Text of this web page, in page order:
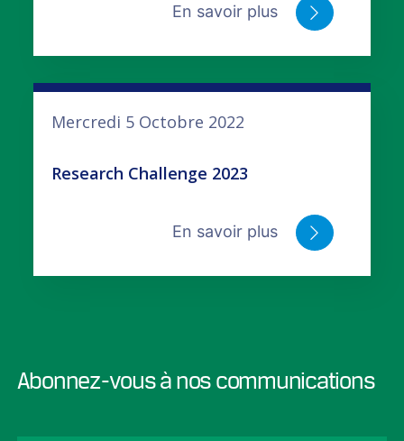
En savoir plus
Mercredi 5 Octobre 2022
Research Challenge 2023
En savoir plus
Abonnez-vous à nos communications